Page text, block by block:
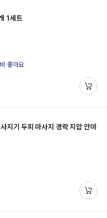
1세트
좋아요
지기 두피 마사지 경락 지압 안마